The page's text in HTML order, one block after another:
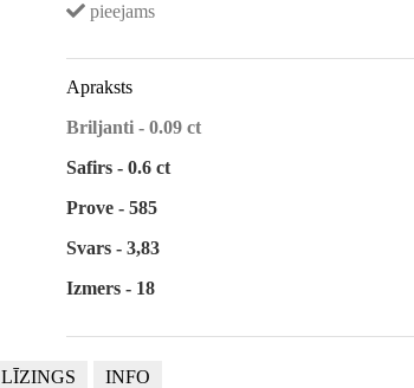
pieejams
Apraksts
Briljanti - 0.09 ct
Safirs - 0.6 ct
Prove - 585
Svars - 3,83
Izmers - 18
LĪZINGS INFO